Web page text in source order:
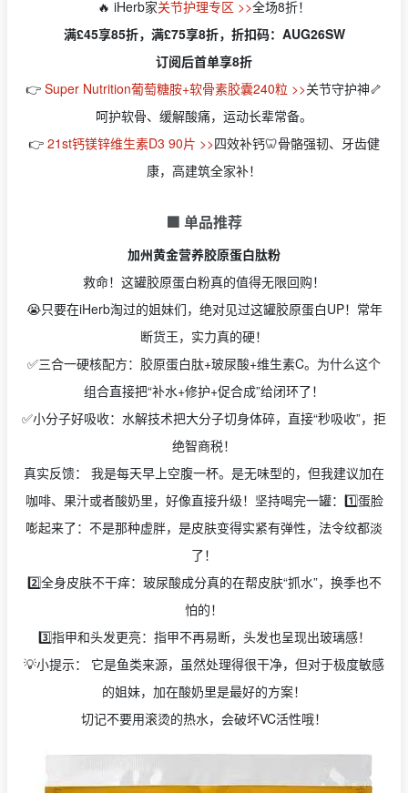
🔥 iHerb家关节护理专区 >>全场8折！
满£45享85折，满£75享8折，折扣码：AUG26SW
订阅后首单享8折
👉 Super Nutrition葡萄糖胺+软骨素胶囊240粒 >>关节守护神🦴
呵护软骨、缓解酸痛，运动长辈常备。
👉 21st钙镁锌维生素D3 90片 >>四效补钙🦷骨骼强韧、牙齿健
康，高建筑全家补！
🟩 单品推荐
加州黄金营养胶原蛋白肽粉
救命！这罐胶原蛋白粉真的值得无限回购！
😭只要在iHerb淘过的姐妹们，绝对见过这罐胶原蛋白UP！常年
断货王，实力真的硬！
✅三合一硬核配方：胶原蛋白肽+玻尿酸+维生素C。为什么这个
组合直接把“补水+修护+促合成”给闭环了！
✅小分子好吸收：水解技术把大分子切身体碎，直接“秒吸收”，拒
绝智商税！
真实反馈： 我是每天早上空腹一杯。是无味型的，但我建议加在
咖啡、果汁或者酸奶里，好像直接升级！坚持喝完一罐：1️⃣蛋脸
嘭起来了：不是那种虚胖，是皮肤变得实紧有弹性，法令纹都淡
了！
2️⃣全身皮肤不干痒：玻尿酸成分真的在帮皮肤“抓水”，换季也不
怕的！
3️⃣指甲和头发更亮：指甲不再易断，头发也呈现出玻璃感！
💡小提示： 它是鱼类来源，虽然处理得很干净，但对于极度敏感
的姐妹，加在酸奶里是最好的方案！
切记不要用滚烫的热水，会破坏VC活性哦！